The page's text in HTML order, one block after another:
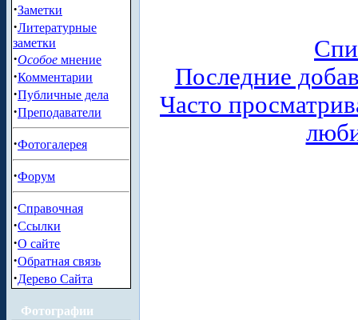
·Заметки
·Литературные
заметки
·Особое мнение
·Комментарии
·Публичные дела
·Преподаватели
·Фотогалерея
·Форум
·Справочная
·Ссылки
·О сайте
·Обратная связь
·Дерево Сайта
Фотографии
Последние
Часто